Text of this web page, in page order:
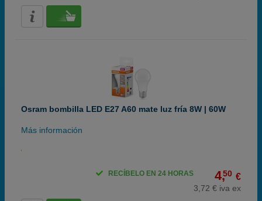
Osram bombilla LED E27 A60 mate luz fría 8W | 60W
Más información
4,50 €
3,72 € iva ex
RECÍBELO EN 24 HORAS